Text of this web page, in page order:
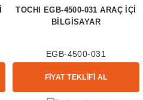
TOCHI EGB-4500-031 ARAÇ İÇİ
BİLGİSAYAR
EGB-4500-031
FİYAT TEKLİFİ AL